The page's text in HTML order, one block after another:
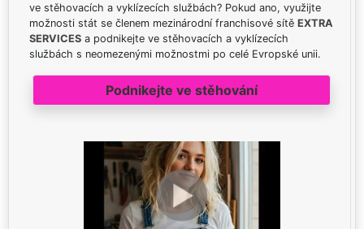
ve stěhovacích a vyklízecích službách? Pokud ano, využijte
možnosti stát se členem mezinárodní franchisové sítě EXTRA
SERVICES a podnikejte ve stěhovacích a vyklízecích
službách s neomezenými možnostmi po celé Evropské unii.
Podnikejte ve stěhování